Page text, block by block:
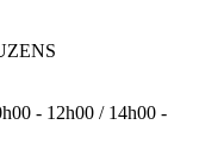
- 12h00 / 14h00 -